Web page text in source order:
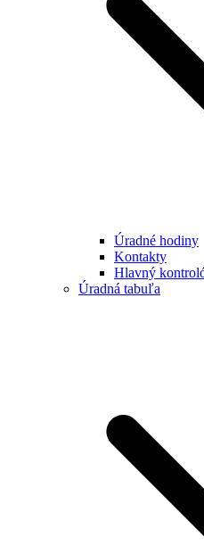
Úradné hodiny
Kontakty
Hlavný
Úradná tabuľa